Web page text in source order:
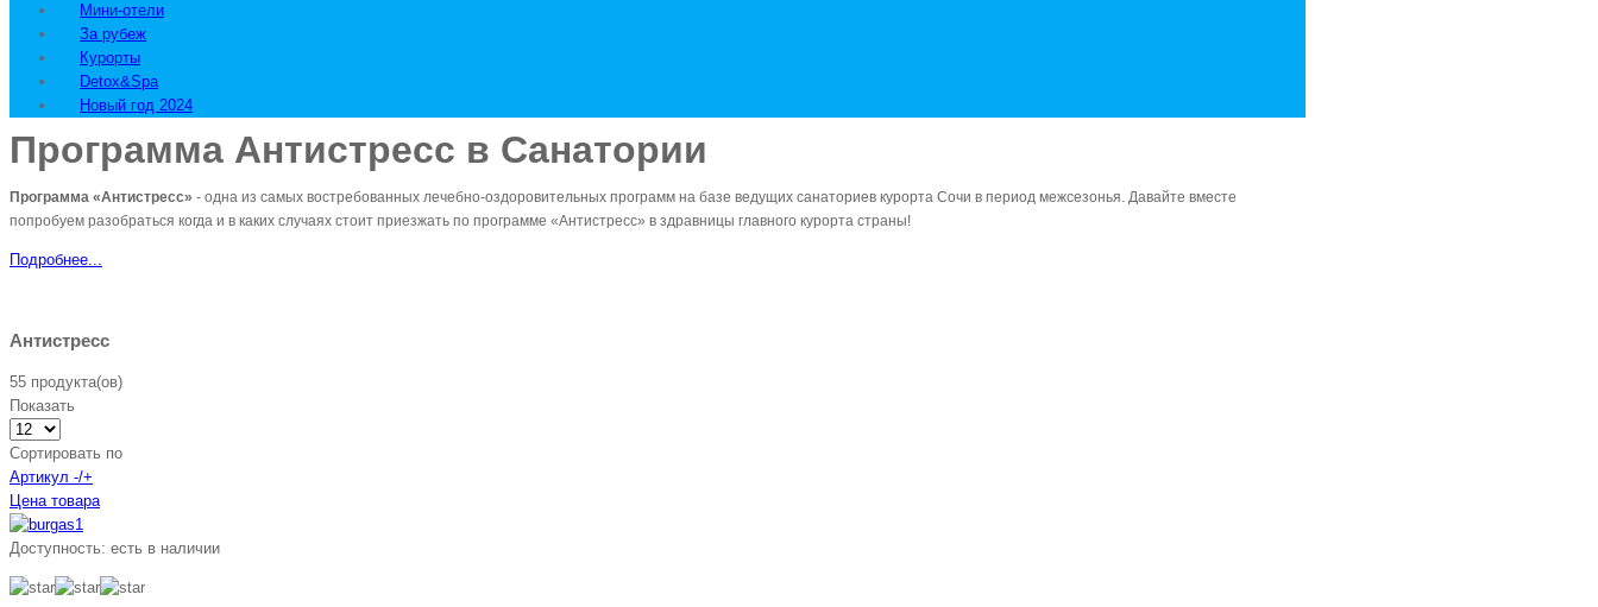
Мини-отели
За рубеж
Курорты
Detox&Spa
Новый год 2024
Программа Антистресс в Санатории
Программа «Антистресс» - одна из самых востребованных лечебно-оздоровительных программ на базе ведущих санаториев курорта Сочи в период межсезонья. Давайте вместе
попробуем разобраться когда и в каких случаях стоит приезжать по программе «Антистресс» в здравницы главного курорта страны!
Подробнее...
Антистресс
55 продукта(ов)
Показать
Сортировать по
Артикул -/+
Цена товара
Доступность: есть в наличии